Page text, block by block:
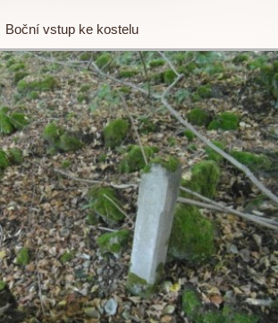
Boční vstup ke kostelu